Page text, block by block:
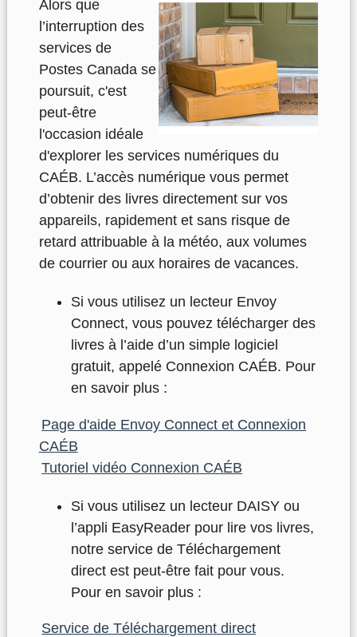
Alors que
l’interruption des
services de
Postes Canada se
poursuit, c'est
peut-être
l'occasion idéale
d'explorer les services numériques du
CAÉB. L’accès numérique vous permet
d’obtenir des livres directement sur vos
appareils, rapidement et sans risque de
retard attribuable à la météo, aux volumes
de courrier ou aux horaires de vacances.
Si vous utilisez un lecteur Envoy
Connect, vous pouvez télécharger des
livres à l’aide d’un simple logiciel
gratuit, appelé Connexion CAÉB. Pour
en savoir plus :
Page d'aide Envoy Connect et Connexion
CAÉB
Tutoriel vidéo Connexion CAÉB
Si vous utilisez un lecteur DAISY ou
l’appli EasyReader pour lire vos livres,
notre service de Téléchargement
direct est peut-être fait pour vous.
Pour en savoir plus :
Service de Téléchargement direct